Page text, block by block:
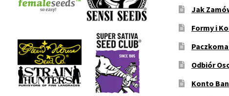
Jak
Formy i
Odbiór
Konto